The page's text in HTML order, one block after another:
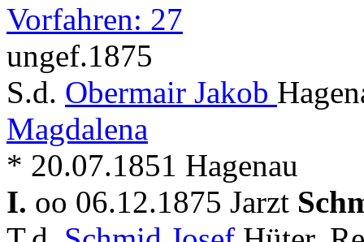
Vorfahren: 27
ungef.1875
S.d. Obermair Jakob
Magdalena
* 20.07.1851 Hagenau
I. oo 06.12.1875 Jarzt